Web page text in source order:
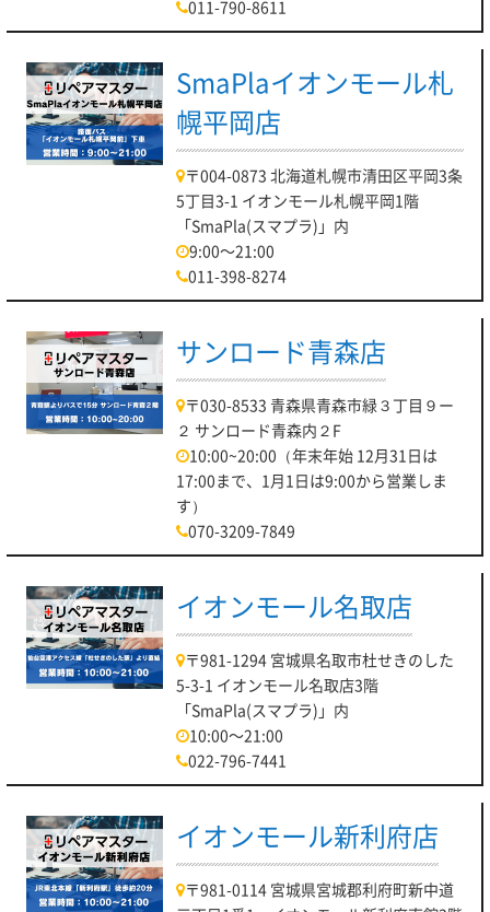
011-790-8611
SmaPlaイオンモール札
幌平岡店
〒004-0873 北海道札幌市清田区平岡3条
5丁目3-1 イオンモール札幌平岡1階
「SmaPla(スマプラ)」内
9:00～21:00
011-398-8274
サンロード青森店
〒030-8533 青森県青森市緑３丁目９ー
２ サンロード青森内２F
10:00~20:00（年末年始 12月31日は
17:00まで、1月1日は9:00から営業しま
す）
070-3209-7849
イオンモール名取店
〒981-1294 宮城県名取市杜せきのした
5-3-1 イオンモール名取店3階
「SmaPla(スマプラ)」内
10:00～21:00
022-796-7441
イオンモール新利府店
〒981-0114 宮城県宮城郡利府町新中道